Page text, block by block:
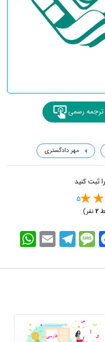
رسمی
مهر دادگستری
ثبت کنید
5
2نفر)
WhatsApp EmailTelegramMessage